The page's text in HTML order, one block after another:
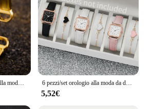
6 pezzi/set orologio alla moda da donna quadrato quadrante semplice orologio al quarzo in pelle con set di braccialetti d'amore
5,52€